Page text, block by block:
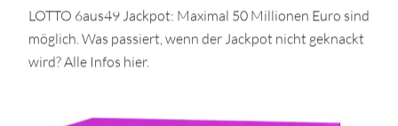
LOTTO 6aus49 Jackpot: Maximal 50 Millionen Euro sind
möglich. Was passiert, wenn der Jackpot nicht geknackt
wird? Alle Infos hier.